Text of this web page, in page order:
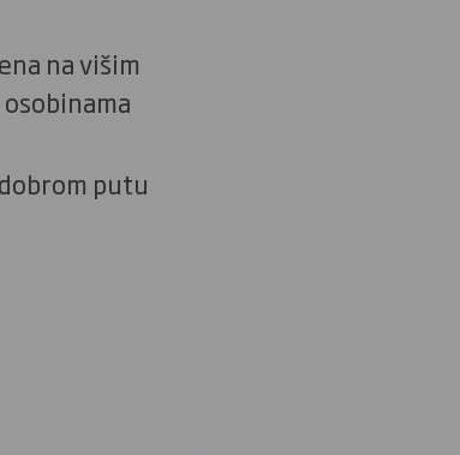
na višim
putu